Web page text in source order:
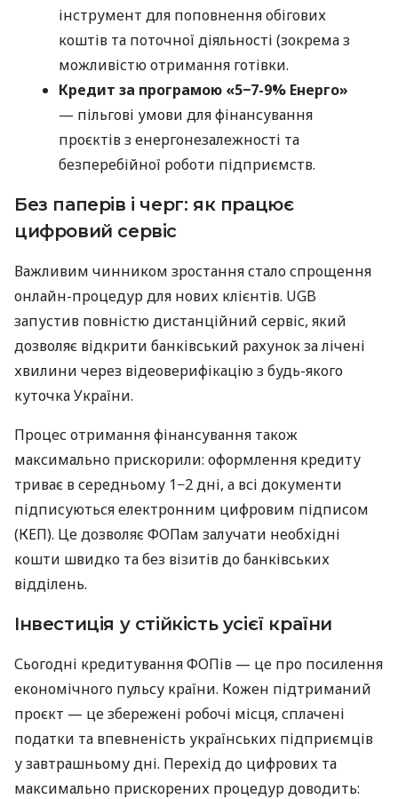
інструмент для поповнення обігових
коштів та поточної діяльності (зокрема з
можливістю отримання готівки.
Кредит за програмою «5−7-9% Енерго»
— пільгові умови для фінансування
проєктів з енергонезалежності та
безперебійної роботи підприємств.
Без паперів і черг: як працює
цифровий сервіс
Важливим чинником зростання стало спрощення
онлайн-процедур для нових клієнтів. UGB
запустив повністю дистанційний сервіс, який
дозволяє відкрити банківський рахунок за лічені
хвилини через відеоверифікацію з будь-якого
куточка України.
Процес отримання фінансування також
максимально прискорили: оформлення кредиту
триває в середньому 1−2 дні, а всі документи
підписуються електронним цифровим підписом
(КЕП). Це дозволяє ФОПам залучати необхідні
кошти швидко та без візитів до банківських
відділень.
Інвестиція у стійкість усієї країни
Сьогодні кредитування ФОПів — це про посилення
економічного пульсу країни. Кожен підтриманий
проєкт — це збережені робочі місця, сплачені
податки та впевненість українських підприємців
у завтрашньому дні. Перехід до цифрових та
максимально прискорених процедур доводить: